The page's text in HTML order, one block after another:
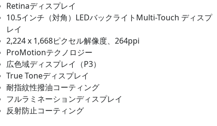
Retinaディスプレイ
10.5インチ（対角）LEDバックライトMulti-Touch ディスプ
レイ
2,224 x 1,668ピクセル解像度、264ppi
ProMotionテクノロジー
広色域ディスプレイ（P3）
True Toneディスプレイ
耐指紋性撥油コーティング
フルラミネーションディスプレイ
反射防止コーティング